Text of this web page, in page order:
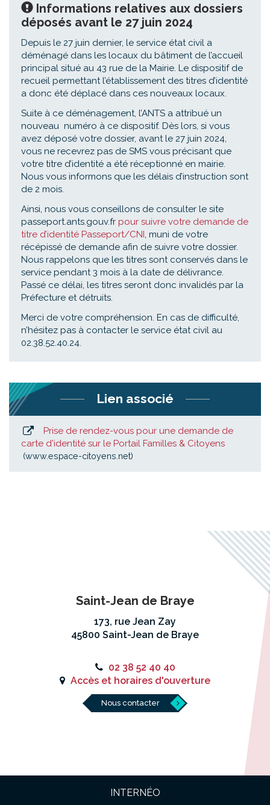
Informations relatives aux dossiers
déposés avant le 27 juin 2024
Depuis le 27 juin dernier, le service état civil a
déménagé dans les locaux du bâtiment de l’accueil
principal situé au 43 rue de la Mairie. Le dispositif de
recueil permettant l’établissement des titres d’identité
a donc été déplacé dans ces nouveaux locaux.
Suite à ce déménagement, l’ANTS a attribué un
nouveau numéro à ce dispositif. Dès lors, si vous
avez déposé votre dossier, avant le 27 juin 2024,
vous ne recevrez pas de SMS vous précisant que
votre titre d’identité a été réceptionné en mairie.
Nous vous informons que les délais d’instruction sont
de 2 mois.
Ainsi, nous vous conseillons de consulter le site
passeport.ants.gouv.fr pour suivre votre demande de
titre d’identité Passeport/CNI, muni de votre
récépissé de demande afin de suivre votre dossier.
Nous rappelons que les titres sont conservés dans le
service pendant 3 mois à la date de délivrance.
Passé ce délai, les titres seront donc invalidés par la
Préfecture et détruits.
Merci de votre compréhension. En cas de difficulté,
n’hésitez pas à contacter le service état civil au
02.38.52.40.24.
Lien associé
Prise de rendez-vous pour une demande de
carte d'identité sur le Portail Familles & Citoyens
www.espace-citoyens.net
Saint-Jean de Braye
173, rue Jean Zay
45800 Saint-Jean de Braye
02 38 52 40 40
Accès et horaires d'ouverture
Nous contacter
INTERNÉO